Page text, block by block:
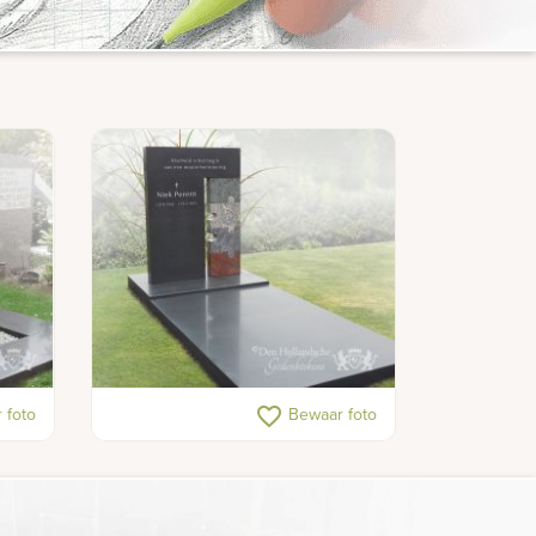
foto favorite_border Bewaar foto